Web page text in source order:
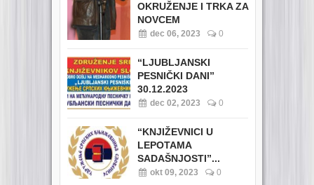
OKRUŽENJE I TRKA ZA
NOVCEM
dec 06, 2023 0
“LJUBLJANSKI
PESNIČKI DANI”
30.12.2023
dec 02, 2023 0
“KNJIŽEVNICI U
LEPOTAMA
SADAŠNJOSTI”...
okt 09, 2023 0